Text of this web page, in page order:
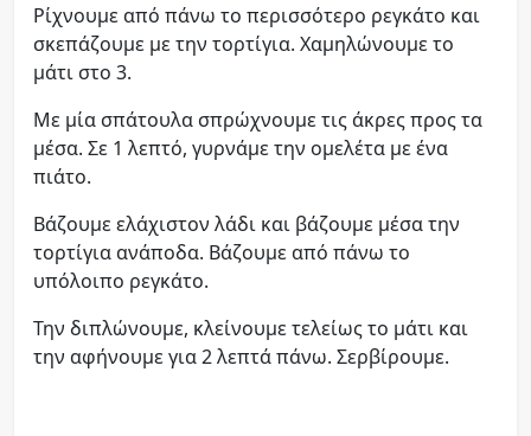
Ρίχνουμε από πάνω το περισσότερο ρεγκάτο και
σκεπάζουμε με την τορτίγια. Χαμηλώνουμε το
μάτι στο 3.
Με μία σπάτουλα σπρώχνουμε τις άκρες προς τα
μέσα. Σε 1 λεπτό, γυρνάμε την ομελέτα με ένα
πιάτο.
Βάζουμε ελάχιστον λάδι και βάζουμε μέσα την
τορτίγια ανάποδα. Βάζουμε από πάνω το
υπόλοιπο ρεγκάτο.
Την διπλώνουμε, κλείνουμε τελείως το μάτι και
την αφήνουμε για 2 λεπτά πάνω. Σερβίρουμε.